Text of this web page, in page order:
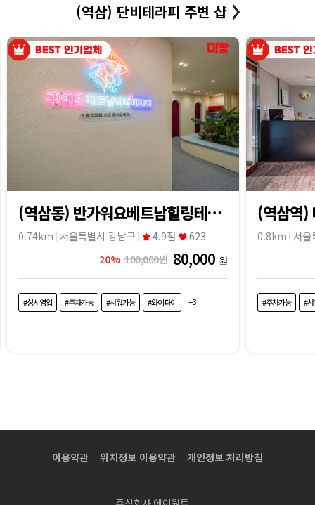
(역삼) 단비테라피 주변 샵
(역삼동) 반가워요베트남힐링테라피
0.74km 서울특별시 강남구 4.9점
623
20% 100,000원 80,000 원
#상시영업 #주차가능 #샤워가능 #와이파이 +3
(역삼역)
0.8km 서울
#주차가능 #
이용약관 위치정보 이용약관 개인정보 처리방침